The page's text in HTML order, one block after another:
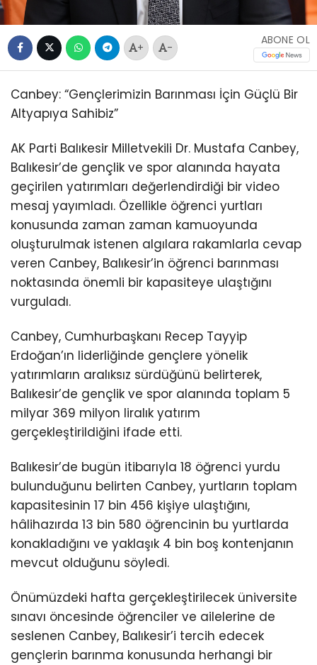
+ -
ABONE OL
Canbey: “Gençlerimizin Barınması İçin Güçlü Bir
Altyapıya Sahibiz”
AK Parti Balıkesir Milletvekili Dr. Mustafa Canbey,
Balıkesir’de gençlik ve spor alanında hayata
geçirilen yatırımları değerlendirdiği bir video
mesaj yayımladı. Özellikle öğrenci yurtları
konusunda zaman zaman kamuoyunda
oluşturulmak istenen algılara rakamlarla cevap
veren Canbey, Balıkesir’in öğrenci barınması
noktasında önemli bir kapasiteye ulaştığını
vurguladı.
Canbey, Cumhurbaşkanı Recep Tayyip
Erdoğan’ın liderliğinde gençlere yönelik
yatırımların aralıksız sürdüğünü belirterek,
Balıkesir’de gençlik ve spor alanında toplam 5
milyar 369 milyon liralık yatırım
gerçekleştirildiğini ifade etti.
Balıkesir’de bugün itibarıyla 18 öğrenci yurdu
bulunduğunu belirten Canbey, yurtların toplam
kapasitesinin 17 bin 456 kişiye ulaştığını,
hâlihazırda 13 bin 580 öğrencinin bu yurtlarda
konakladığını ve yaklaşık 4 bin boş kontenjanın
mevcut olduğunu söyledi.
Önümüzdeki hafta gerçekleştirilecek üniversite
sınavı öncesinde öğrenciler ve ailelerine de
seslenen Canbey, Balıkesir’i tercih edecek
gençlerin barınma konusunda herhangi bir